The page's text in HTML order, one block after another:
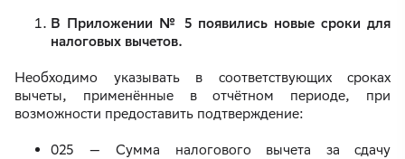
В Приложении № 5 появились новые сроки для
налоговых вычетов.
Необходимо указывать в соответствующих сроках
вычеты, применённые в отчётном периоде, при
возможности предоставить подтверждение:
025 — Сумма налогового вычета за сдачу